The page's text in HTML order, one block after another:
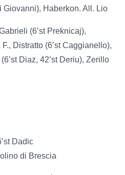
Giovanni), Haberkon. All. Lio
(6’st Preknicaj),
Distratto (6’st Caggianello),
Diaz, 42’st Deriu), Zerillo
Dadic
di Brescia